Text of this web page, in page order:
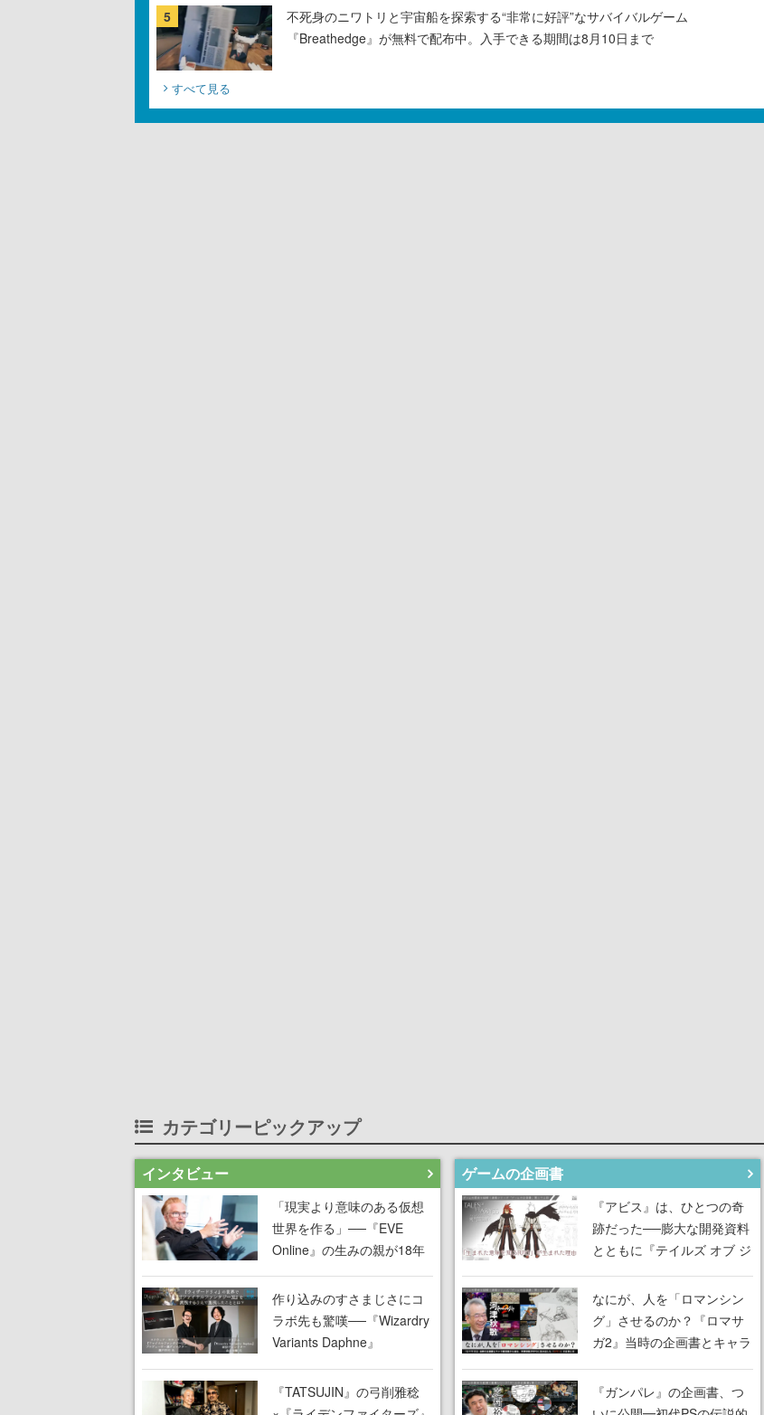
5
不死身のニワトリと宇宙船を探索する“非常に好評”なサバイバルゲーム
『Breathedge』が無料で配布中。入手できる期間は8月10日まで
すべて見る
カテゴリーピックアップ
インタビュー
「現実より意味のある仮想
世界を作る」──『EVE
Online』の生みの親が18年
掲げ続ける”クレイジーな宣
言”は、比喩ではなく本気だ
った
作り込みのすさまじさにコ
ラボ先も驚嘆──『Wizardry
Variants Daphne』
定なのにジョブもキャラも
武器も戦闘システムもワン
『TATSUJIN』の弓削雅稔
ゲームの企画書
『アビス』は、ひとつの奇
跡だった──膨大な開発資料
とともに『テイルズ オブ ジ
アビス』開発陣に聞く、
「生まれた意味を知る
RPG」が生まれた理由【ゲ
ームの企画書】
なにが、人を「ロマンシン
グ」させるのか？『ロマサ
ガ2』当時の企画書とキャラ
がRPGに生み出した「ロマ
ン」の正体とは【ゲームの
『ガンパレ』の企画書、つ